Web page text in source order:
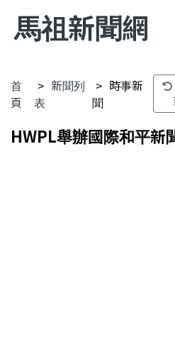
馬祖新聞網
首
頁
新聞列
表
時事新
聞
HWPL舉辦國際和平新